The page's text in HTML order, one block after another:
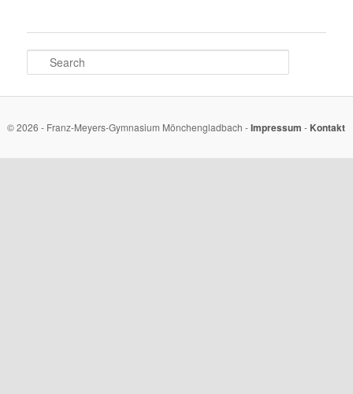
Search
© 2026 - Franz-Meyers-Gymnasium Mönchengladbach -Impressum - Kontakt